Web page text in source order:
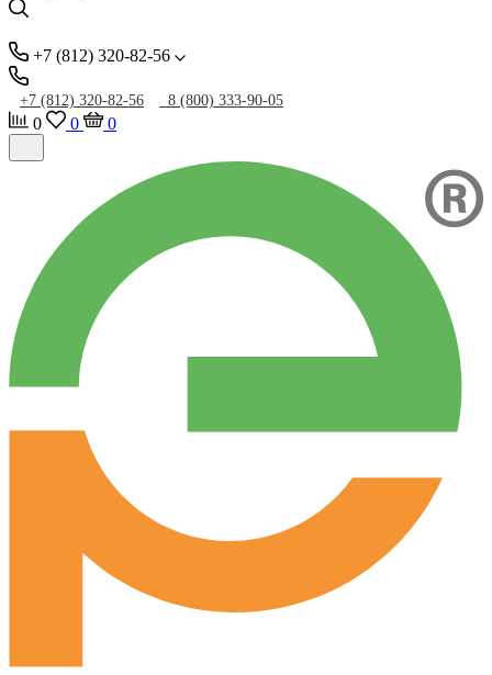
+7 (812) 320-82-56
+7 (812) 320-82-56 8 (800) 333-90-05
0 0 0